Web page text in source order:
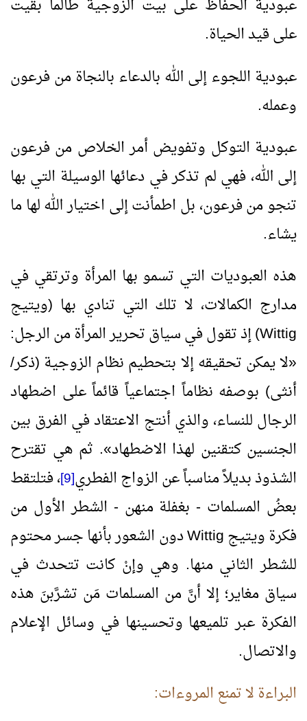
عبودية الحفاظ على بيت الزوجية طالما بقيت
على قيد الحياة.
عبودية اللجوء إلى الله بالدعاء بالنجاة من فرعون
وعمله.
عبودية التوكل وتفويض أمر الخلاص من فرعون
إلى الله، فهي لم تذكر في دعائها الوسيلة التي بها
تنجو من فرعون، بل اطمأنت إلى اختيار الله لها ما
يشاء.
هذه العبوديات التي تسمو بها المرأة وترتقي في
مدارج الكمالات، لا تلك التي تنادي بها (ويتيج
Wittig) إذ تقول في سياق تحرير المرأة من الرجل:
«لا يمكن تحقيقه إلا بتحطيم نظام الزوجية (ذكر/
أنثى) بوصفه نظاماً اجتماعياً قائماً على اضطهاد
الرجال للنساء، والذي أنتج الاعتقاد في الفرق بين
الجنسين كتقنين لهذا الاضطهاد». ثم هي تقترح
الشذوذ بديلاً مناسباً عن الزواج الفطري[9] ، فتلتقط
بعضُ المسلمات - بغفلة منهن - الشطر الأول من
فكرة ويتيجWittigدون الشعور بأنها جسر محتوم
للشطر الثاني منها. وهي وإنْ كانت تتحدث في
سياق مغاير؛ إلا أنَّ من المسلمات مَن تشرَّبنَ هذه
الفكرة عبر تلميعها وتحسينها في وسائل الإعلام
والاتصال.
البراءة لا تمنع المروءات: